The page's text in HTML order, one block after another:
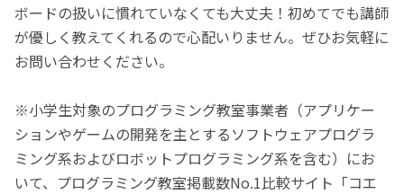
ボードの扱いに慣れていなくても大丈夫！初めてでも講師
が優しく教えてくれるので心配いりません。ぜひお気軽に
お問い合わせください。
※小学生対象のプログラミング教室事業者（アプリケー
ションやゲームの開発を主とするソフトウェアプログラ
ミング系およびロボットプログラミング系を含む）にお
いて、プログラミング教室掲載数No.1比較サイト「コエ